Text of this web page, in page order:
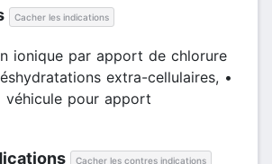
Cacher les indications
ionique par apport de chlorure
extra-cellulaires, •
véhicule pour apport
Cacher les contres indications